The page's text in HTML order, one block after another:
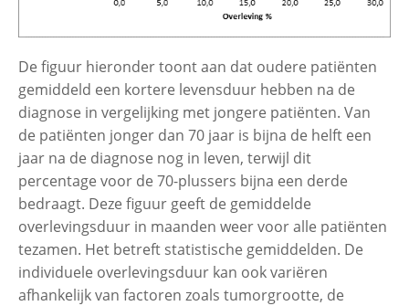
Metaal, machinebouw en
elektrotechnische industrie
Textiel-, hout-, confectie- en
papierindustrie
Handel en Diensten
De figuur hieronder toont aan dat oudere patiënten
gemiddeld een kortere levensduur hebben na de
diagnose in vergelijking met jongere patiënten. Van
de patiënten jonger dan 70 jaar is bijna de helft een
jaar na de diagnose nog in leven, terwijl dit
percentage voor de 70-plussers bijna een derde
bedraagt. Deze figuur geeft de gemiddelde
overlevingsduur in maanden weer voor alle patiënten
tezamen. Het betreft statistische gemiddelden. De
individuele overlevingsduur kan ook variëren
afhankelijk van factoren zoals tumorgrootte, de